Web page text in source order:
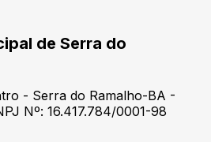
de Serra do
- Serra do Ramalho-BA -
Nº: 16.417.784/0001-98